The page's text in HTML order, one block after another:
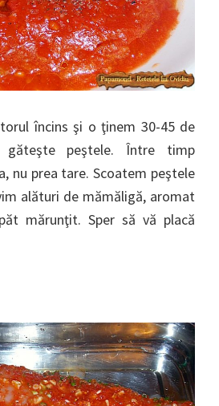
încins şi o ţinem 30-45 de
găteşte peştele. Între timp
nu prea tare. Scoatem peştele
alături de mămăligă, aromat
mărunţit. Sper să vă placă